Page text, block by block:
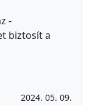
-
biztosít a
2024. 05. 09.